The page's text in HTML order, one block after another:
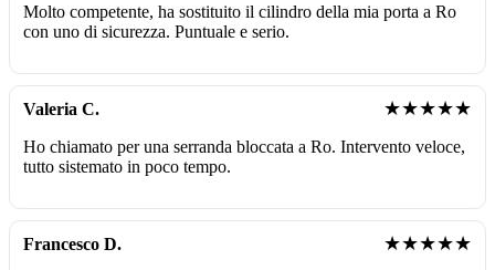
Molto competente, ha sostituito il cilindro della mia porta a Ro
con uno di sicurezza. Puntuale e serio.
Valeria C. ★★★★★
Ho chiamato per una serranda bloccata a Ro. Intervento veloce,
tutto sistemato in poco tempo.
Francesco D. ★★★★★